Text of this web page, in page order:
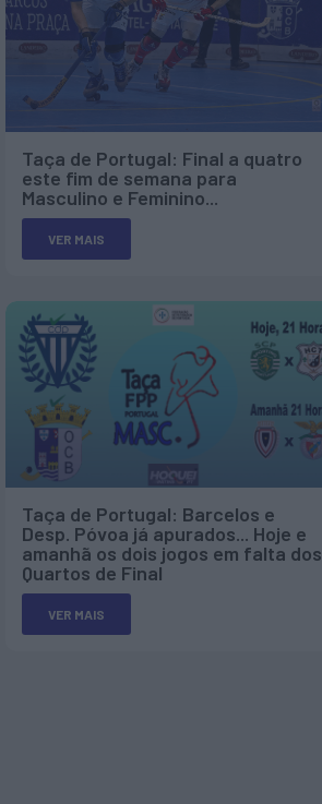
Taça de Portugal: Final a quatro
este fim de semana para
Masculino e Feminino...
VER MAIS
Taça de Portugal: Barcelos e
Desp. Póvoa já apurados... Hoje e
amanhã os dois jogos em falta dos
Quartos de Final
VER MAIS